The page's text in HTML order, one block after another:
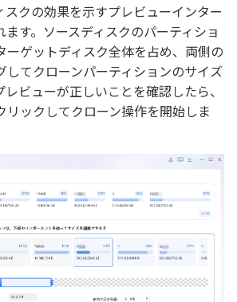
スクの効果を示すプレビューインター
す。ソースディスクのパーティショ
ーゲットディスク全体を占め、両側の
してクローンパーティションのサイズ
ビューが正しいことを確認したら、
リックしてクローン操作を開始しま